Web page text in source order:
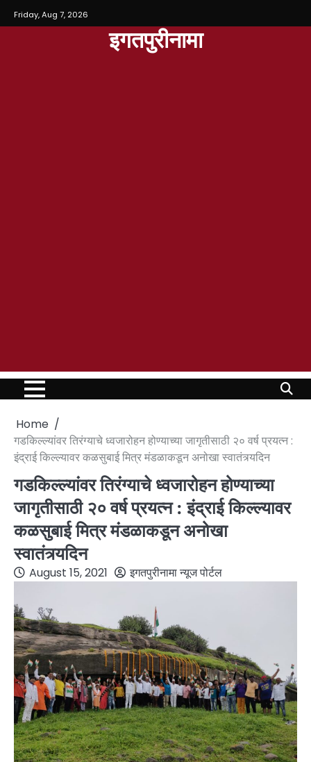
Friday, Aug 7, 2026
इगतपुरीनामा
Home
गडकिल्ल्यांवर तिरंग्याचे ध्वजारोहन होण्याच्या जागृतीसाठी २० वर्ष प्रयत्न :
इंद्राई किल्ल्यावर कळसुबाई मित्र मंडळाकडून अनोखा स्वातंत्र्यदिन
गडकिल्ल्यांवर तिरंग्याचे ध्वजारोहन होण्याच्या
जागृतीसाठी २० वर्ष प्रयत्न : इंद्राई किल्ल्यावर
कळसुबाई मित्र मंडळाकडून अनोखा
स्वातंत्र्यदिन
August 15, 2021 इगतपुरीनामा न्यूज पोर्टल